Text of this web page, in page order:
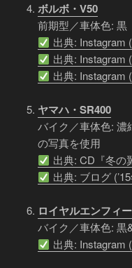
ボルボ・V50
前期型／車体色: 黒
出典: Instagram
出典: Instagram
出典: Instagram
ヤマハ・SR400
バイク／車体色:
の写真を使用
出典: CD『冬の
出典: ブログ
ロイヤルエンフィ
バイク／車体色: 黒
出典: Instagram